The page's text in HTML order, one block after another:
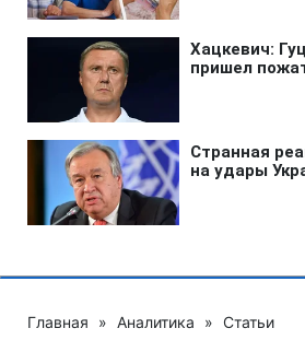
Главная » Аналитика » Статьи